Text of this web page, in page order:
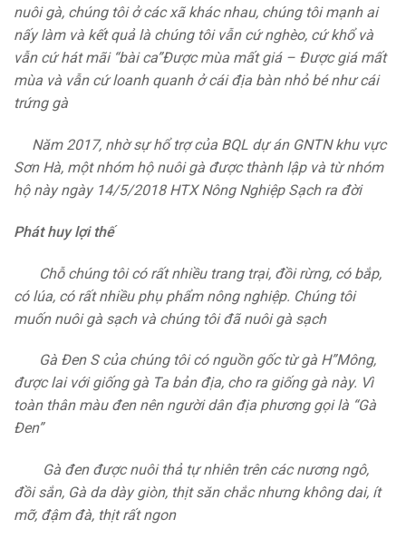
nuôi gà, chúng tôi ở các xã khác nhau, chúng tôi mạnh ai
nấy làm và kết quả là chúng tôi vẫn cứ nghèo, cứ khổ và
vẫn cứ hát mãi “bài ca”Được mùa mất giá – Được giá mất
mùa và vẫn cứ loanh quanh ở cái địa bàn nhỏ bé như cái
trứng gà
Năm 2017, nhờ sự hổ trợ của BQL dự án GNTN khu vực
Sơn Hà, một nhóm hộ nuôi gà được thành lập và từ nhóm
hộ này ngày 14/5/2018 HTX Nông Nghiệp Sạch ra đời
Phát huy lợi thế
Chỗ chúng tôi có rất nhiều trang trại, đồi rừng, có bắp,
có lúa, có rất nhiều phụ phẩm nông nghiệp. Chúng tôi
muốn nuôi gà sạch và chúng tôi đã nuôi gà sạch
Gà Đen S của chúng tôi có nguồn gốc từ gà H”Mông,
được lai với giống gà Ta bản địa, cho ra giống gà này. Vì
toàn thân màu đen nên người dân địa phương gọi là “Gà
Đen”
Gà đen được nuôi thả tự nhiên trên các nương ngô,
đồi sắn, Gà da dày giòn, thịt săn chắc nhưng không dai, ít
mỡ, đậm đà, thịt rất ngon